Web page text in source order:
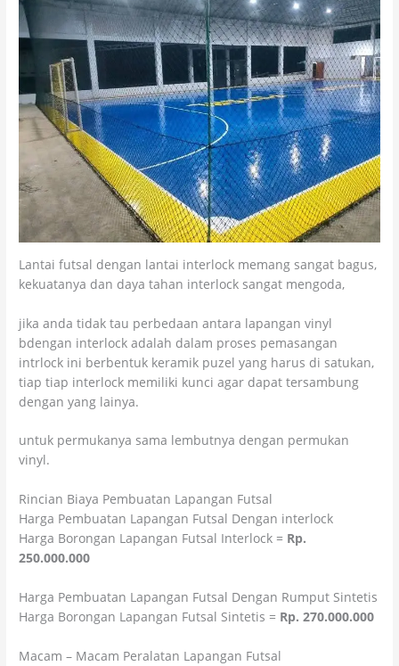
Lantai futsal dengan lantai interlock memang sangat bagus,
kekuatanya dan daya tahan interlock sangat mengoda,
jika anda tidak tau perbedaan antara lapangan vinyl
bdengan interlock adalah dalam proses pemasangan
intrlock ini berbentuk keramik puzel yang harus di satukan,
tiap tiap interlock memiliki kunci agar dapat tersambung
dengan yang lainya.
untuk permukanya sama lembutnya dengan permukan
vinyl.
Rincian Biaya Pembuatan Lapangan Futsal
Harga Pembuatan Lapangan Futsal Dengan interlock
Harga Borongan Lapangan Futsal Interlock = Rp.
250.000.000
Harga Pembuatan Lapangan Futsal Dengan Rumput Sintetis
Harga Borongan Lapangan Futsal Sintetis = Rp. 270.000.000
Macam – Macam Peralatan Lapangan Futsal